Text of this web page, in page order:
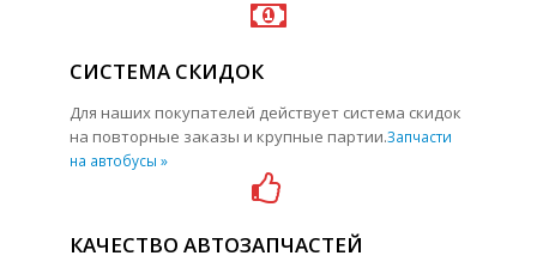
СИСТЕМА СКИДОК
Для наших покупателей действует система скидок
на повторные заказы и крупные партии.Запчасти
на автобусы »
КАЧЕСТВО АВТОЗАПЧАСТЕЙ